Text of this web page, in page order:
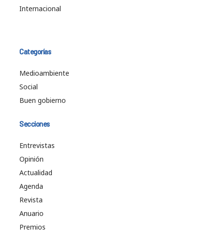
Internacional
Categorías
Medioambiente
Social
Buen gobierno
Secciones
Entrevistas
Opinión
Actualidad
Agenda
Revista
Anuario
Premios